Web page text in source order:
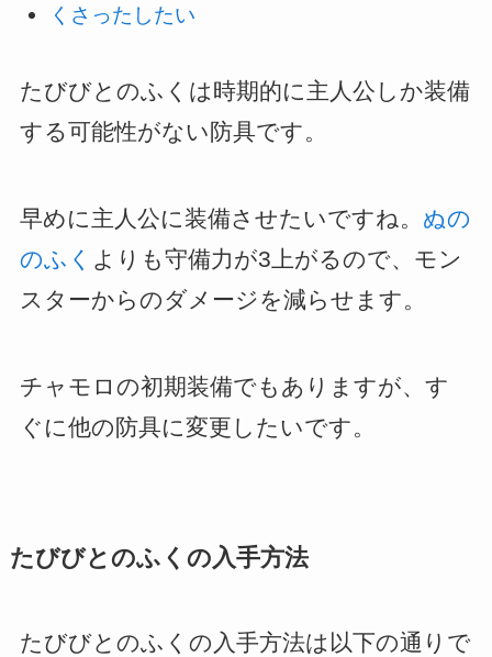
くさったしたい
たびびとのふくは時期的に主人公しか装備
する可能性がない防具です。
早めに主人公に装備させたいですね。 ぬの
のふく よりも守備力が3上がるので、モン
スターからのダメージを減らせます。
チャモロの初期装備でもありますが、す
ぐに他の防具に変更したいです。
たびびとのふくの入手方法
たびびとのふくの入手方法は以下の通りで